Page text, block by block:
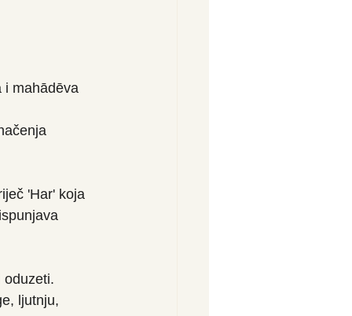
i mahādēva
'Har' koja
oduzeti.
ljutnju,